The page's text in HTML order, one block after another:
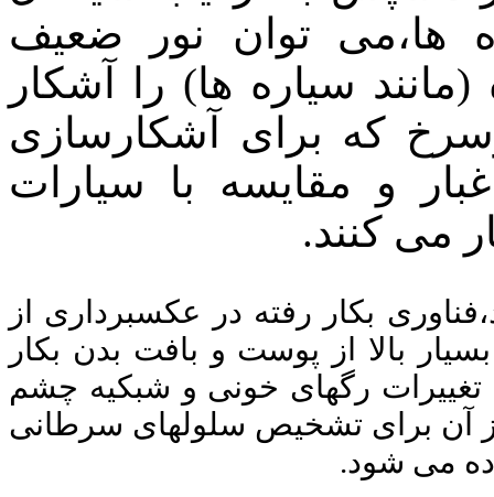
ها،می توان نور ضعیف
سیاره ها) را آشكار
كه برای آشكارسازی
و مقایسه با سیارات
می كنند.
بکار رفته در عکسبرداری از
بالا از پوست و بافت بدن بکار
تغییرات رگهای خونی و شبکیه چشم
آن برای تشخیص سلولهای سرطانی
می شود.